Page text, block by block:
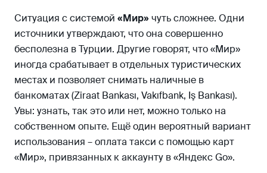
Ситуация с системой «Мир»чуть сложнее. Одни
источники утверждают, что она совершенно
бесполезна в Турции. Другие говорят, что «Мир»
иногда срабатывает в отдельных туристических
местах и позволяет снимать наличные в
банкоматах (Ziraat Bankası, Vakıfbank, Iş Bankası).
Увы: узнать, так это или нет, можно только на
собственном опыте. Ещё один вероятный вариант
использования – оплата такси с помощью карт
«Мир», привязанных к аккаунту в «Яндекс Go».